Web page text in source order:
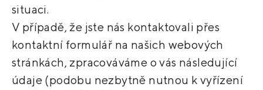
situaci.
V případě, že jste nás kontaktovali přes
kontaktní formulář na našich webových
stránkách, zpracováváme o vás následující
údaje (podobu nezbytně nutnou k vyřízení